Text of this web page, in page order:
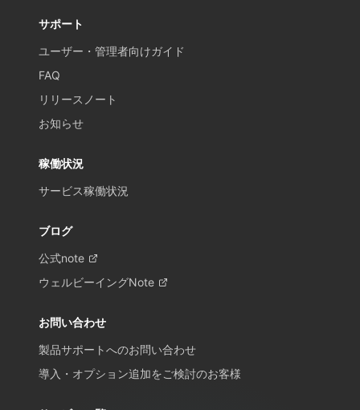
サポート
ユーザー・管理者向けガイド
FAQ
リリースノート
お知らせ
稼働状況
サービス稼働状況
ブログ
公式note
ウェルビーイングNote
お問い合わせ
製品サポートへのお問い合わせ
導入・オプション追加をご検討のお客様